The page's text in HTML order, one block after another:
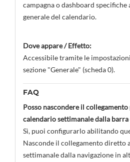
campagna o dashboard
generale del calendario.
Dove appare / Effetto:
Accessibile tramite le
sezione "Generale" (scheda 0).
FAQ
Posso nascondere il
calendario settimanale dalla barra
Sì, puoi configurarlo abilitando
Nasconde il collegamento diretto
settimanale dalla navigazione in